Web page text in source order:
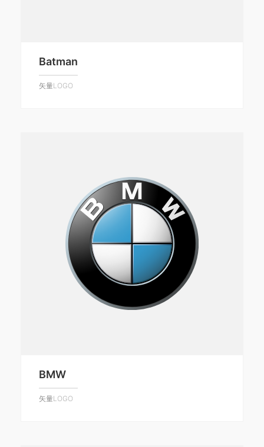
Batman
矢量LOGO
BMW
矢量LOGO